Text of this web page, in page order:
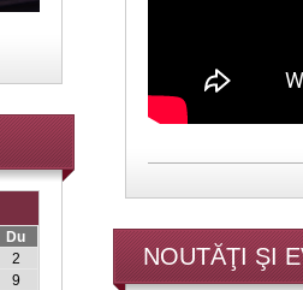
Du
2
9
NOUTĂŢI ŞI